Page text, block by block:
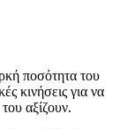
ποσότητα του
κινήσεις για να
αξίζουν.